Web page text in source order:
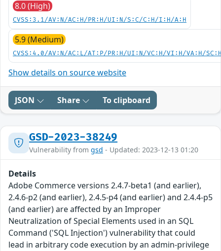
8.0 (High)
CVSS:3.1/AV:N/AC:H/PR:H/UI:N/S:C/C:H/I:H/A:H
5.9 (Medium)
CVSS:4.0/AV:N/AC:L/AT:P/PR:H/UI:N/VC:H/VI:H/VA:H/
Show details on source website
JSON Share To clipboard
GSD-2023-38249
Vulnerability from gsd - Updated: 2023-12-13 01:20
Details
Adobe Commerce versions 2.4.7-beta1 (and earlier),
2.4.6-p2 (and earlier), 2.4.5-p4 (and earlier) and 2.4.4-p5
(and earlier) are affected by an Improper
Neutralization of Special Elements used in an SQL
Command ('SQL Injection') vulnerability that could
lead in arbitrary code execution by an admin-privilege